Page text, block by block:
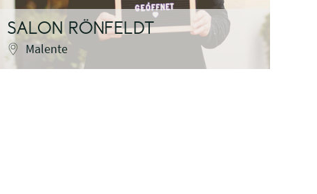
SALON RÖNFELDT
Malente